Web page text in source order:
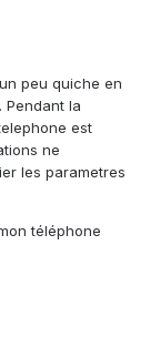
peu quiche en
Pendant la
est
ne
les parametres
téléphone